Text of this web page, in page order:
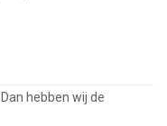
hebben wij de